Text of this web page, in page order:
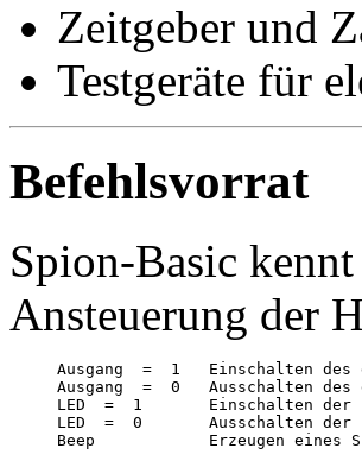
Zeitgeber und
Testgeräte für
Befehlsvorrat
Spion-Basic
Ansteuerung der
Ausgang  =  1   Einschalten des
Ausgang  =  0   Ausschalten des
LED  =  1       Einschalten der
LED  =  0       Ausschalten der